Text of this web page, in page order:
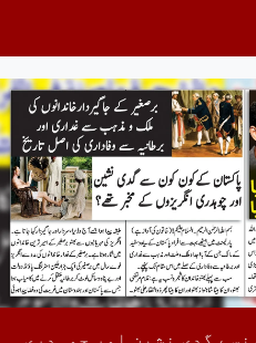
گدی نشین اور چوہدری